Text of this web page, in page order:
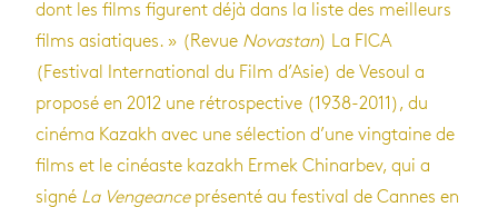
dont les films figurent déjà dans la liste des meilleurs
films asiatiques. » (Revue Novastan) La FICA
(Festival International du Film d’Asie) de Vesoul a
proposé en 2012 une rétrospective (1938-2011), du
cinéma Kazakh avec une sélection d’une vingtaine de
films et le cinéaste kazakh Ermek Chinarbev, qui a
signé La Vengeanceprésenté au festival de Cannes en